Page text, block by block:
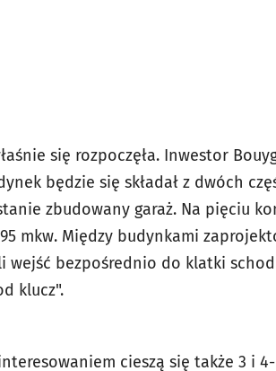
się rozpoczęła. Inwestor
będzie się składał z dwóch
zbudowany garaż. Na pięciu
mkw. Między budynkami
wejść bezpośrednio do klatki
klucz".
cieszą się także 3 i